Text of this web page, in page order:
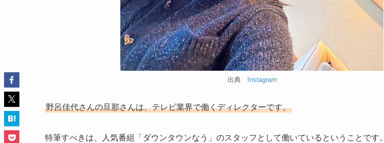
出典 Instagram
野呂佳代さんの旦那さんは、テレビ業界で働くディレクターです。
特筆すべきは、人気番組「ダウンタウンなう」のスタッフとして働いているということです。